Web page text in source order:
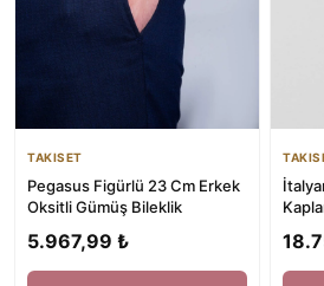
TAKISET
Pegasus Figürlü 23 Cm Erkek
Oksitli Gümüş Bileklik
5.967,99 ₺